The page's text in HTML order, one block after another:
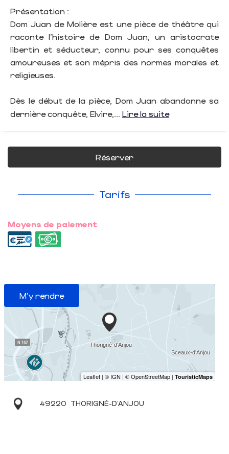
Présentation :
Dom Juan de Molière est une pièce de théâtre qui
raconte l'histoire de Dom Juan, un aristocrate
libertin et séducteur, connu pour ses conquêtes
amoureuses et son mépris des normes morales et
religieuses.
Dès le début de la pièce, Dom Juan abandonne sa
dernière conquête, Elvire,... Lire la suite
Réserver
Tarifs
Moyens de paiement
M'y rendre
49220 THORIGNÉ-D'ANJOU